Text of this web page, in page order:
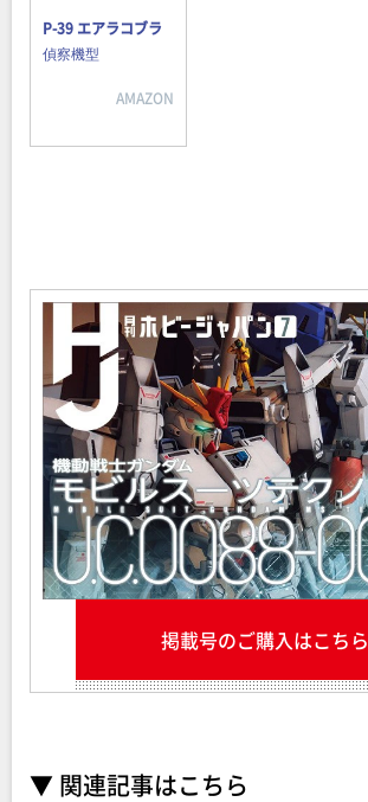
P-39 エアラコブラ
偵察機型
AMAZON
掲載号のご購入はこちら
▼ 関連記事はこちら